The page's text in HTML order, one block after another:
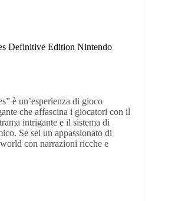
Definitive Edition Nintendo
è un’esperienza di gioco
che affascina i giocatori con il
intrigante e il sistema di
Se sei un appassionato di
con narrazioni ricche e